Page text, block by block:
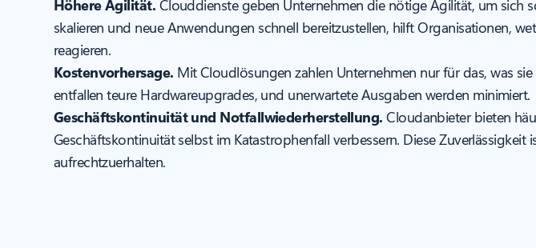
Höhere Agilität. Clouddienste geben Unternehmen die nötige Agilität, um sich
skalieren und neue Anwendungen schnell bereitzustellen, hilft Organisationen,
reagieren.
Kostenvorhersage. Mit Cloudlösungen zahlen Unternehmen nur für das, was
entfallen teure Hardwareupgrades, und unerwartete Ausgaben werden minimiert.
Geschäftskontinuität und Notfallwiederherstellung. Cloudanbieter bieten
Geschäftskontinuität selbst im Katastrophenfall verbessern. Diese
aufrechtzuerhalten.